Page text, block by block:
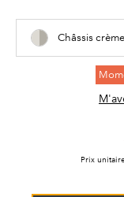
Châssis
Prix